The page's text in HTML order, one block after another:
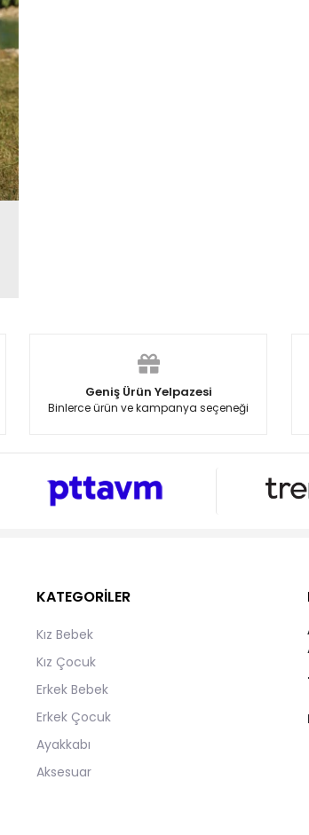
Geniş Ürün Yelpazesi
Binlerce ürün ve kampanya seçeneği
KATEGORİLER
Kız Bebek
Kız Çocuk
Erkek Bebek
Erkek Çocuk
Ayakkabı
Aksesuar